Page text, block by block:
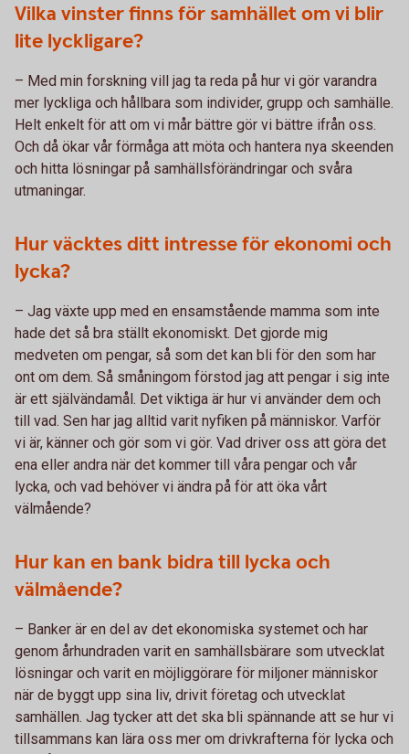
Vilka vinster finns för samhället om vi blir
lite lyckligare?
– Med min forskning vill jag ta reda på hur vi gör varandra
mer lyckliga och hållbara som individer, grupp och samhälle.
Helt enkelt för att om vi mår bättre gör vi bättre ifrån oss.
Och då ökar vår förmåga att möta och hantera nya skeenden
och hitta lösningar på samhällsförändringar och svåra
utmaningar.
Hur väcktes ditt intresse för ekonomi och
lycka?
– Jag växte upp med en ensamstående mamma som inte
hade det så bra ställt ekonomiskt. Det gjorde mig
medveten om pengar, så som det kan bli för den som har
ont om dem. Så småningom förstod jag att pengar i sig inte
är ett självändamål. Det viktiga är hur vi använder dem och
till vad. Sen har jag alltid varit nyfiken på människor. Varför
vi är, känner och gör som vi gör. Vad driver oss att göra det
ena eller andra när det kommer till våra pengar och vår
lycka, och vad behöver vi ändra på för att öka vårt
välmående?
Hur kan en bank bidra till lycka och
välmående?
– Banker är en del av det ekonomiska systemet och har
genom århundraden varit en samhällsbärare som utvecklat
lösningar och varit en möjliggörare för miljoner människor
när de byggt upp sina liv, drivit företag och utvecklat
samhällen. Jag tycker att det ska bli spännande att se hur vi
tillsammans kan lära oss mer om drivkrafterna för lycka och